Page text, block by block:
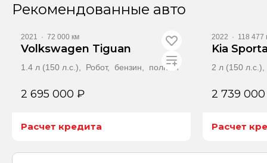
Рекомендованные авто
2021 · 72 000 км
Volkswagen Tiguan
1.4 л (150 л.с.), Робот, бензин, полный
2 695 000 ₽
Расчет кредита
2022 · 118 477
Kia
2 л (150
2 739
Расчет